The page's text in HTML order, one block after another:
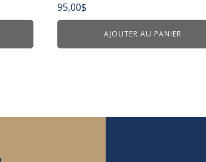
95,00$
AJOUTER AU PANIER